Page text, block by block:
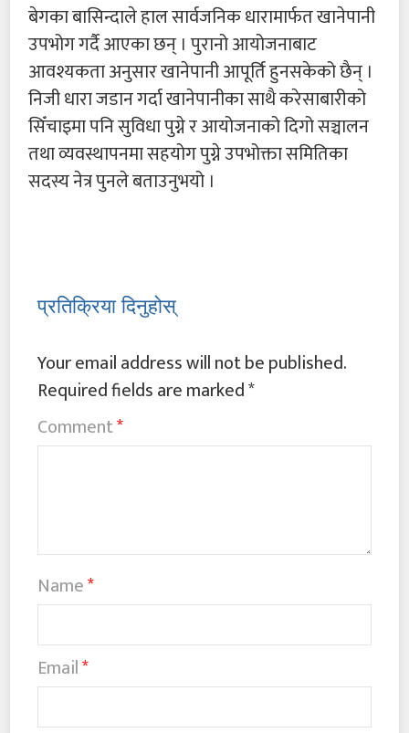
बेगका बासिन्दाले हाल सार्वजनिक धारामार्फत खानेपानी
उपभोग गर्दै आएका छन् । पुरानो आयोजनाबाट
आवश्यकता अनुसार खानेपानी आपूर्ति हुनसकेको छैन् ।
निजी धारा जडान गर्दा खानेपानीका साथै करेसाबारीको
सिँचाइमा पनि सुविधा पुग्ने र आयोजनाको दिगो सञ्चालन
तथा व्यवस्थापनमा सहयोग पुग्ने उपभोक्ता समितिका
सदस्य नेत्र पुनले बताउनुभयो ।
प्रतिक्रिया दिनुहोस्
Your email address will not be published.
Required fields are marked*
Comment*
Name*
Email*